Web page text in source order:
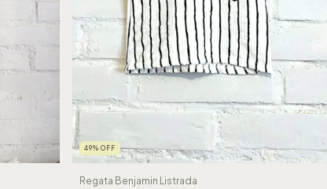
49%OFF
Regata Benjamin Listrada